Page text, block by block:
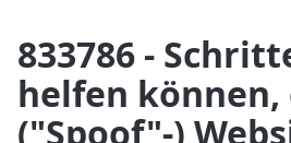
833786 -
helfen
("Spoof"-)